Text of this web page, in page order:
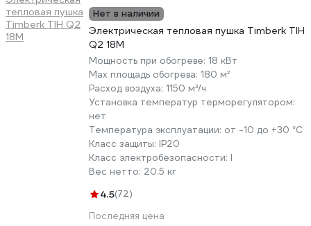
Нет в наличии
Электрическая тепловая пушка Timberk TIH
Q2 18M
Мощность при обогреве: 18 кВт
Max площадь обогрева: 180 м²
Расход воздуха: 1150 м³/ч
Установка температур терморегулятором:
нет
Температура эксплуатации: от -10 до +30 °С
Класс защиты: IP20
Класс электробезопасности: I
Вес нетто: 20.5 кг
4.5(72)
Последняя цена